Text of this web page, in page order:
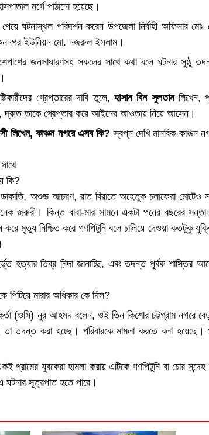
মর্গে পাঠানো হয়েছে।
ঘটনাস্থল পরিদর্শন করেন উপজেলা নির্বাহী অফিসার
ইউনিয়ন মো. নজরুল ইসলাম।
জনসাধারণসহ সকলের সাথে কথা বলে ঘটনার সুষ্ঠু
গ্রেপ্তারের দাবি তুলে, হাসান বিন সুলতানলিখেন,
দ্রুত তাকে গ্রেপ্তার করে আইনের আওতায় নিয়ে আসেন।
লিখেন, কাঞ্চন নগরে এসব কি?স্বপ্ন দেখি মানবিক কাঞ্চন
কি?
ডাকাতি, অশুভ আচরণ, রাত বিরাতে অহেতুক চলাফেরা মোটেও
জরুরী। কিন্ত বাবা-মার সামনে একটা পনের বছরের
করে মৃত্যু নিশ্চিত করে গণপিটুনি বলে চালিয়ে দেওয়া কতটুকু
হত্যার তিব্র নিন্দা জানাচ্ছি, এবং তদন্ত পূর্বক শাস্তির
মারার অধিকার কে দিল?
(ওসি) নুর আহমদ বলেন, ওই তিন কিশোর চট্টগ্রাম নগরে
তদন্ত করা হচ্ছে। পরিবারকে মামলা করতে বলা হয়েছে।
যুবকেরা হামলা করায় এটিকে গণপিটুনি বা চোর
ঘটনার সূত্রপাত হতে পারে।